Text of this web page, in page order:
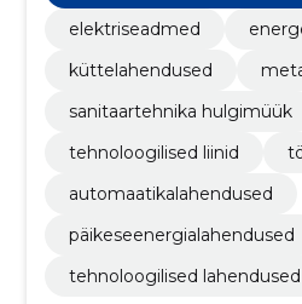
elektriseadmed
küttelahendused
sanitaartehnika hulgimüük
tehnoloogilised liinid
automaatikalahendused
päikeseenergialahendused
tehnoloogilised lahendused